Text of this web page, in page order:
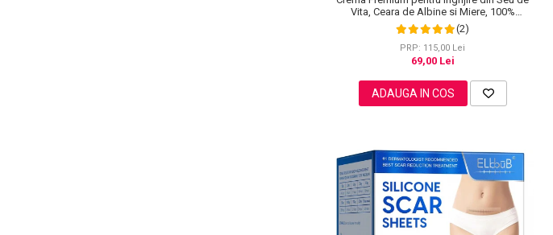
Vita, Ceara de Albine si Miere, 100%
Naturala, NOVA KISS®, 120 g
(2)
PRP: 115,00 Lei
69,00 Lei
ADAUGA IN COS